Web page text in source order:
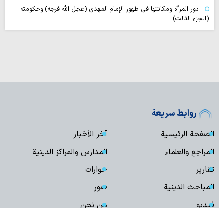
دور المرأة ومكانتها في ظهور الإمام المهدي (عجل الله فرجه) وحكومته
(الجزء الثالث)
روابط سريعة
الصفحة الرئيسية
آخر الأخبار
المراجع والعلماء
المدارس والمراكز الدينية
تقارير
حوارات
المباحث الدينية
صور
فیدیو
من نحن